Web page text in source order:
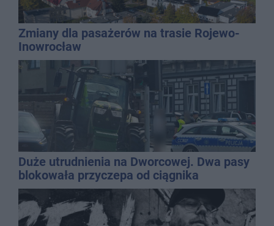
Zmiany dla pasażerów na trasie Rojewo-
Inowrocław
Duże utrudnienia na Dworcowej. Dwa pasy
blokowała przyczepa od ciągnika